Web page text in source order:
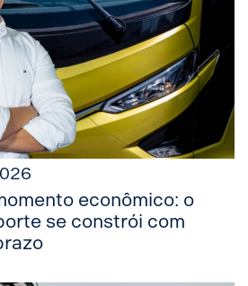
econômico: o
se constrói com